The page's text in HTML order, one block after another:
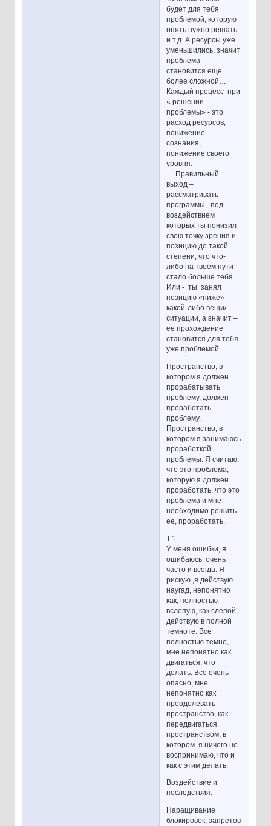
будет для тебя
проблемой, которую
опять нужно решать
и т.д. А ресурсы уже
уменьшились, значит
проблема
становится еще
более сложной…
Каждый процесс при
« решении
проблемы» - это
расход ресурсов,
понижение
сознания,
понижение своего
уровня.
Правильный
выход –
рассматривать
программы, под
воздействием
которых ты понизил
свою точку зрения и
позицию до такой
степени, что что-
либо на твоем пути
стало больше тебя.
Или - ты занял
позицию «ниже»
какой-либо вещи/
ситуации, а значит –
ее прохождение
становится для тебя
уже проблемой.
Пространство, в
котором я должен
прорабатывать
проблему, должен
проработать
проблему.
Пространство, в
котором я занимаюсь
проработкой
проблемы. Я считаю,
что это проблема,
которую я должен
проработать, что это
проблема и мне
необходимо решить
ее, проработать.
Т.1
У меня ошибки, я
ошибаюсь, очень
часто и всегда. Я
рискую ,я действую
наугад, непонятно
как, полностью
вслепую, как слепой,
действую в полной
темноте. Все
полностью темно,
мне непонятно как
двигаться, что
делать. Все очень
опасно, мне
непонятно как
преодолевать
пространство, как
передвигаться
пространством, в
котором я ничего не
воспринимаю, что и
как с этим делать.
Воздействие и
последствия:
Наращивание
блокировок, запретов